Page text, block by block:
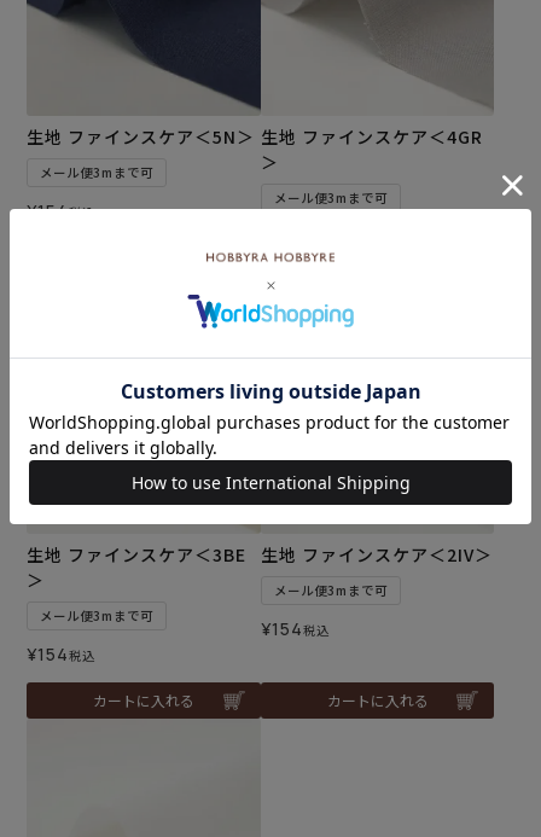
生地 ファインスケア＜5N＞
メール便3mまで可
¥154税込
生地 ファインスケア＜4GR
＞
メール便3mまで可
生地 ファインスケア＜3BE
＞
メール便3mまで可
¥154税込
カートに入れる
生地 ファインスケア＜2IV＞
メール便3mまで可
¥154税込
カートに入れる